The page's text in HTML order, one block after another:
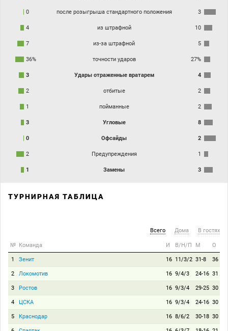
0 после розыгрыша стандартного положения 3
4 из штрафной 10
7 из-за штрафной 5
36% точности ударов 27%
3 Удары отраженные вратарем 4
2 отбитые 2
1 пойманные 2
3 Угловые 8
0 Офсайды 2
2 Предупреждения 1
1 Замены 3
ТУРНИРНАЯ ТАБЛИЦА
Всего Дома В гостях
№ Команда И В/Н/П М О
1 Зенит 16 11/3/2 31-8 36
2 Локомотив 16 9/4/3 24-16 31
3 Ростов 16 9/3/4 29-25 30
4 ЦСКА 16 9/3/4 24-16 30
5 Краснодар 16 8/6/2 30-18 30